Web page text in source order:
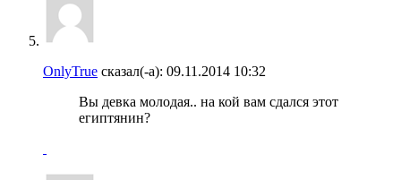
OnlyTrue сказал(-а): 09.11.2014 10:32
Вы девка молодая.. на кой вам сдался этот
египтянин?